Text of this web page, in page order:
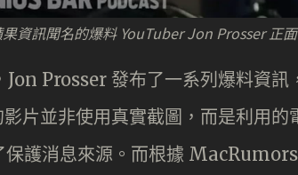
資訊聞名的爆料 YouTuber Jon Prosser 正
Jon Prosser 發布了一系列爆料資
片並非使用真實截圖，而是利用
保護消息來源。而根據